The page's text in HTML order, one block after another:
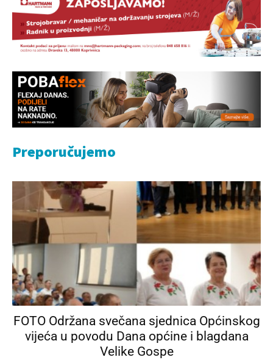
Preporučujemo
FOTO Održana svečana sjednica Općinskog
vijeća u povodu Dana općine i blagdana
Velike Gospe